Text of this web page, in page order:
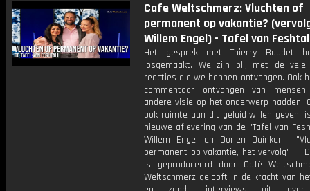
Cafe Weltschmerz: Vluchten of
permanent op vakantie?
Willem Engel) - Tafel van
Het gesprek met Thierry Baudet
losgemaakt. We zijn blij met de vele
reacties die we hebben ontvangen. Ook
commentaar ontvangen van
andere visie op het onderwerp hadden.
ook ruimte aan dit geluid willen geven,
nieuwe aflevering van de "Tafel van
Willem Engel en Dorien Duinker ;
permanent op vakantie, het vervolg" ---
is geproduceerd door Café
Weltschmerz gelooft in de kracht van